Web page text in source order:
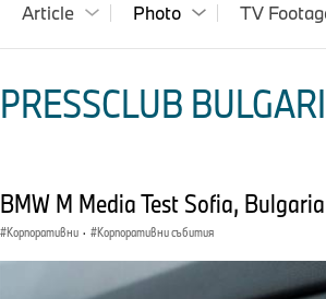
Article Photo TV
PRESSCLUB
BMW M Media Test Sofia,
Корпоративни · Корпоративни събития